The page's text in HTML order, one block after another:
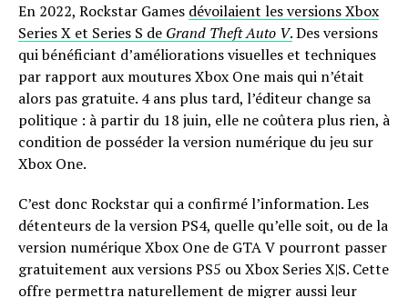
En 2022, Rockstar Games dévoilaient les versions Xbox
Series X et Series S de Grand Theft Auto V.Des versions
qui bénéficiant d’améliorations visuelles et techniques
par rapport aux moutures Xbox One mais qui n’était
alors pas gratuite. 4 ans plus tard, l’éditeur change sa
politique : à partir du 18 juin, elle ne coûtera plus rien, à
condition de posséder la version numérique du jeu sur
Xbox One.
C’est donc Rockstar qui a confirmé l’information. Les
détenteurs de la version PS4, quelle qu’elle soit, ou de la
version numérique Xbox One de GTA V pourront passer
gratuitement aux versions PS5 ou Xbox Series X|S. Cette
offre permettra naturellement de migrer aussi leur